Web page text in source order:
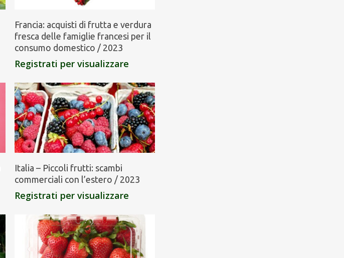
Francia: acquisti di frutta e verdura
fresca delle famiglie francesi per il
consumo domestico / 2023
Registrati per visualizzare
Italia – Piccoli frutti: scambi
commerciali con l’estero / 2023
Registrati per visualizzare